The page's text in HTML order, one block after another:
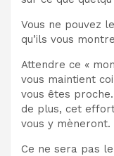
Vous ne pouvez
qu’ils vous
Attendre ce «
vous maintient
vous êtes
de plus, cet
vous y mèneront.
Ce ne sera pas